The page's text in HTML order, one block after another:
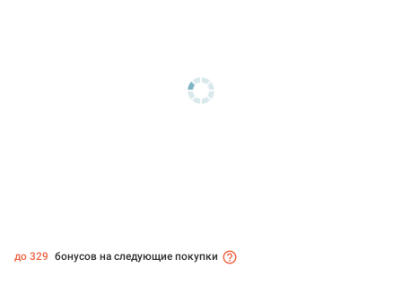
до 329 бонусов на следующие покупки